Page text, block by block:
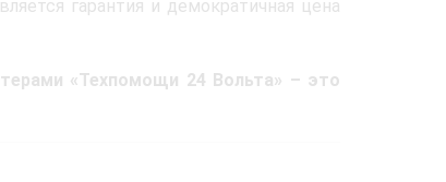
гарантия и демократичная цена
«Техпомощи 24 Вольта» – это